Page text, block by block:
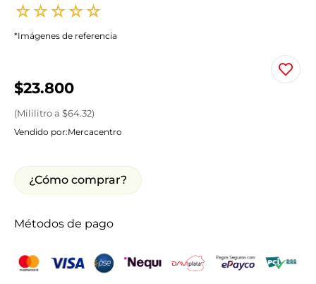
☆☆☆☆☆
*Imágenes de referencia
$23.800
(Mililitroa $64.32)
Vendido por:Mercacentro
¿Cómo comprar?
Métodos de pago